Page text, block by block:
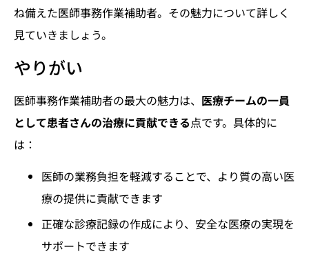
ね備えた医師事務作業補助者。その魅力について詳しく
見ていきましょう。
やりがい
医師事務作業補助者の最大の魅力は、 医療チームの一員
として患者さんの治療に貢献できる点です。具体的に
は：
医師の業務負担を軽減することで、より質の高い医
療の提供に貢献できます
正確な診療記録の作成により、安全な医療の実現を
サポートできます